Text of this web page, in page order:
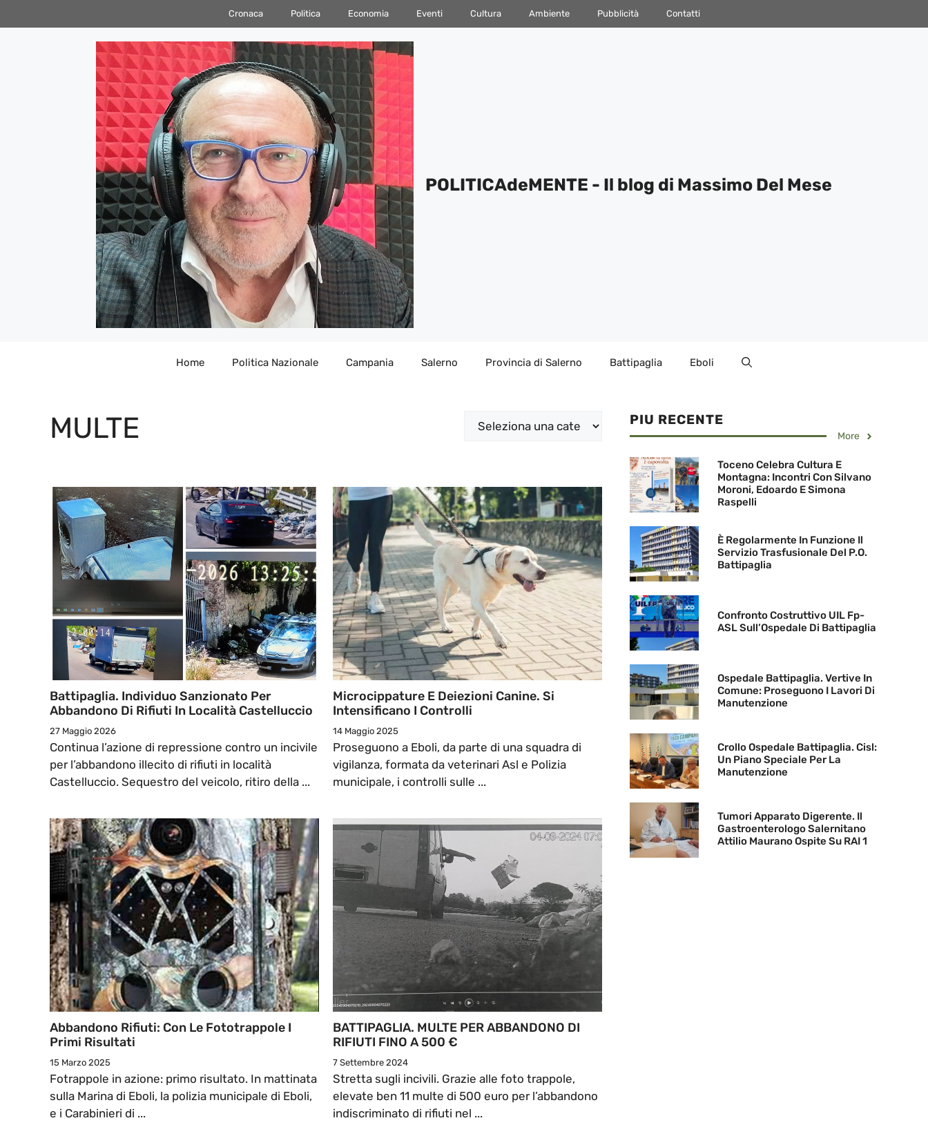
al
Cronaca Politica Economia Eventi Cultura Ambiente Pubblicità Contatti
POLITICAdeMENTE - Il blog di Massimo Del Mese
Home Politica Nazionale Campania Salerno Provincia di Salerno Battipaglia Eboli
MULTE Categorie
Battipaglia. Individuo Sanzionato Per
Abbandono Di Rifiuti In Località Castelluccio
27 Maggio 2026
Continua l’azione di repressione contro un incivile
per l’abbandono illecito di rifiuti in località
Castelluccio. Sequestro del veicolo, ritiro della ...
Microcippature E Deiezioni Canine. Si
Intensificano I Controlli
14 Maggio 2025
Proseguono a Eboli, da parte di una squadra di
vigilanza, formata da veterinari Asl e Polizia
municipale, i controlli sulle ...
Abbandono Rifiuti: Con Le Fototrappole I
Primi Risultati
15 Marzo 2025
Fotrappole in azione: primo risultato. In mattinata
sulla Marina di Eboli, la polizia municipale di Eboli,
e i Carabinieri di ...
BATTIPAGLIA. MULTE PER ABBANDONO DI
RIFIUTI FINO A 500 €
7 Settembre 2024
Stretta sugli incivili. Grazie alle foto trappole,
elevate ben 11 multe di 500 euro per l’abbandono
indiscriminato di rifiuti nel ...
PIU RECENTE
More
Toceno Celebra Cultura E
Montagna: Incontri Con Silvano
Moroni, Edoardo E Simona
Raspelli
È Regolarmente In Funzione Il
Servizio Trasfusionale Del P.O.
Battipaglia
Confronto Costruttivo UIL Fp-
ASL Sull’Ospedale Di Battipaglia
Ospedale Battipaglia. Vertive In
Comune: Proseguono I Lavori Di
Manutenzione
Crollo Ospedale Battipaglia. Cisl:
Un Piano Speciale Per La
Manutenzione
Tumori Apparato Digerente. Il
Gastroenterologo Salernitano
Attilio Maurano Ospite Su RAI 1